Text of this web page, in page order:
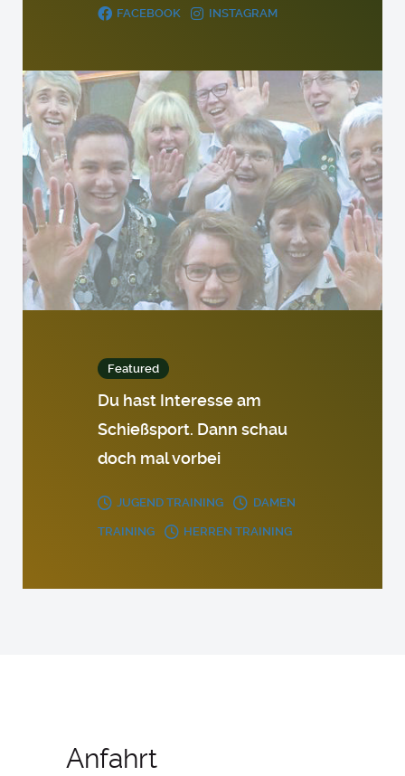
FACEBOOK INSTAGRAM
Featured
Du hast Interesse am
Schießsport. Dann schau
doch mal vorbei
JUGEND TRAINING DAMEN
TRAINING HERREN TRAINING
Anfahrt